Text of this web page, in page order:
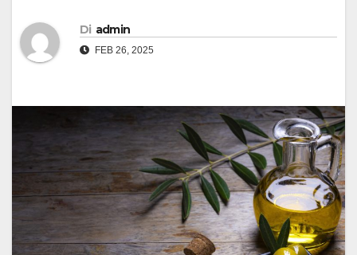
Di admin
FEB 26, 2025